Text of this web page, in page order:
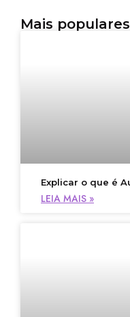
Mais
Explicar o que é
LEIA MAIS »